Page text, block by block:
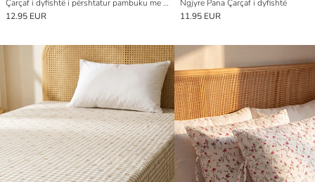
Çarçaf i dyfishtë i përshtatur pambuku me motive lulesh
12.95 EUR
Ngjyre Pana Çarçaf i dyfishtë
11.95 EUR